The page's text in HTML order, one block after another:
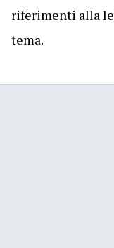
riferimenti alla
tema.